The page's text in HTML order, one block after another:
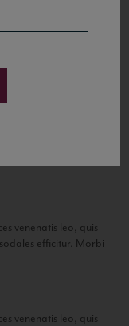
venenatis leo, quis
efficitur. Morbi
venenatis leo, quis